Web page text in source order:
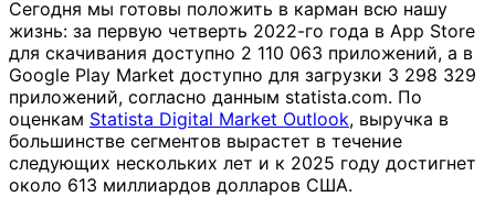
Сегодня мы готовы положить в карман всю нашу
жизнь: за первую четверть 2022-го года в App Store
для скачивания доступно 2 110 063 приложений, а в
Google Play Market доступно для загрузки 3 298 329
приложений, согласно данным statista.com. По
оценкам Statista Digital Market Outlook, выручка в
большинстве сегментов вырастет в течение
следующих нескольких лет и к 2025 году достигнет
около 613 миллиардов долларов США.